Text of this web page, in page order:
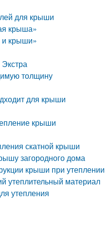
для крыши
крыша»
и крыши»
толщину
для крыши
крыши
скатной крыши
загородного дома
крыши при утеплении
утеплительный материал
утепления